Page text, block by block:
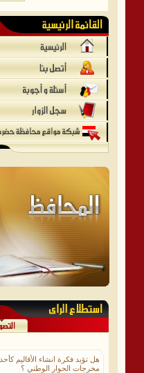
هل تؤيد فكرة انشاء الأقاليم كأحد
مخرجات الحوار الوطني ؟